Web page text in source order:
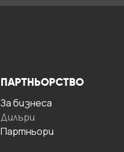
ПАРТНЬОРСТВО
За бизнесa
Дилъри
Партньори